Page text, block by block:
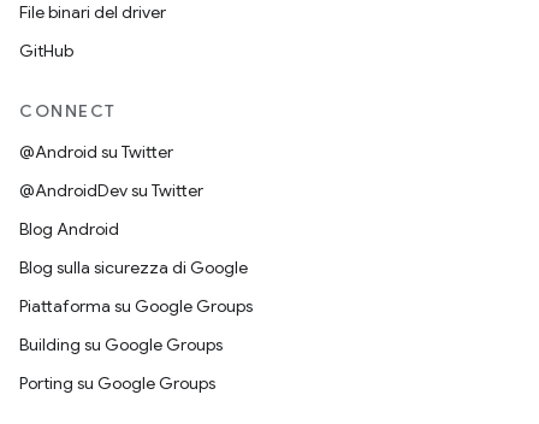
File binari del driver
GitHub
CONNECT
@Android su Twitter
@AndroidDev su Twitter
Blog Android
Blog sulla sicurezza di Google
Piattaforma su Google Groups
Building su Google Groups
Porting su Google Groups